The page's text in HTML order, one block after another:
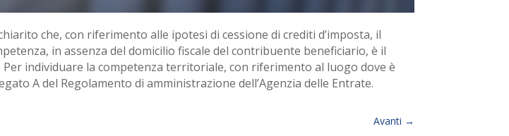
che, con riferimento alle ipotesi di cessione di crediti d’imposta, il
in assenza del domicilio fiscale del contribuente beneficiario, è il
individuare la competenza territoriale, con riferimento al luogo dove è
A del Regolamento di amministrazione dell’Agenzia delle Entrate.
Avanti →